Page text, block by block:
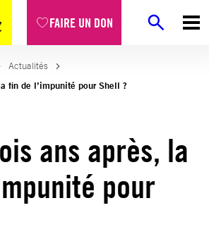
FAIRE UN DON
Actualités
fin de l’impunité pour Shell ?
ans après, la
pour